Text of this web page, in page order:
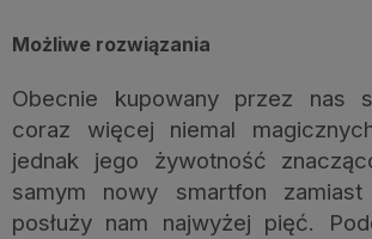
Możliwe rozwiązania
Obecnie kupowany przez nas
coraz więcej niemal
jednak jego żywotność
samym nowy smartfon
posłuży nam najwyżej pięć.